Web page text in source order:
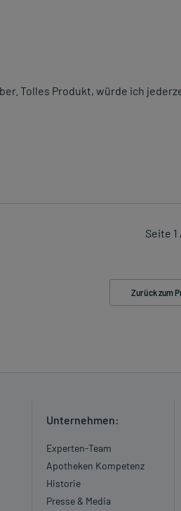
Tolles Produkt, würde ich
Seite 1
Zurück zum
Unternehmen:
Experten-Team
Apotheken Kompetenz
Historie
Presse & Media